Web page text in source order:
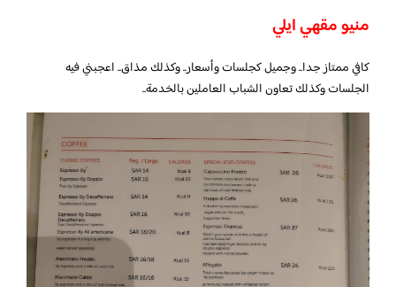
منيو مقهي ايلي
كافي ممتاز جدا.. وجميل كجلسات وأسعار.. وكذلك مذاق.. اعجبني فيه
الجلسات وكذلك تعاون الشباب العاملين بالخدمة..